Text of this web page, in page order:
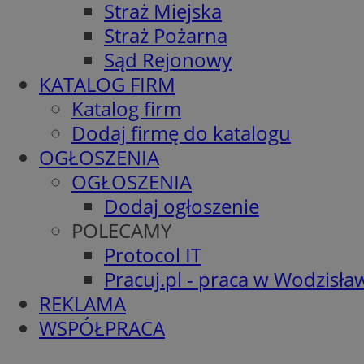
Straż Miejska
Straż Pożarna
Sąd Rejonowy
KATALOG FIRM
Katalog firm
Dodaj firmę do katalogu
OGŁOSZENIA
OGŁOSZENIA
Dodaj ogłoszenie
POLECAMY
Protocol IT
Pracuj.pl - praca w
REKLAMA
WSPÓŁPRACA